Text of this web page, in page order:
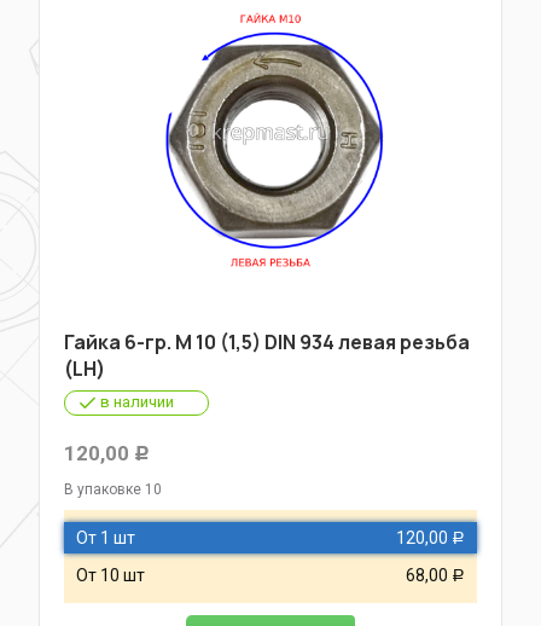
Гайка 6-гр. М 10 (1,5) DIN 934 левая резьба
(LH)
в наличии
120,00 Р
В упаковке 10
От 1 шт 120,00 Р
От 10 шт 68,00 Р